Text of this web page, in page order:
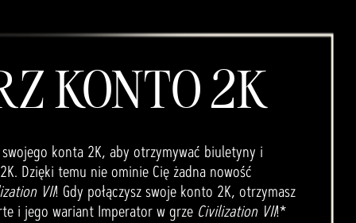
KONTO 2K
konta 2K, aby otrzymywać biuletyny i
Dzięki temu nie ominie Cię żadna nowość
VII! Gdy połączysz swoje konto 2K, otrzymasz
i jego wariant Imperator w grze Civilization VII!*